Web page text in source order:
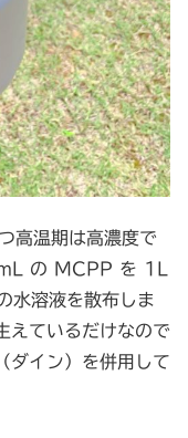
高温期は高濃度で
の MCPP を 1L
水溶液を散布しま
えているだけなので
ダイン）を併用して